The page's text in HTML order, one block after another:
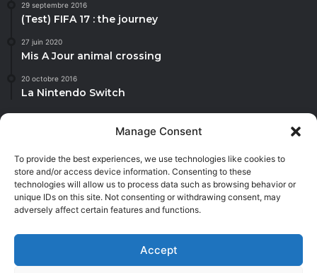
Manage Consent
To provide the best experiences, we use technologies like cookies to
store and/or access device information. Consenting to these
technologies will allow us to process data such as browsing behavior or
unique IDs on this site. Not consenting or withdrawing consent, may
adversely affect certain features and functions.
Accept
29 septembre 2016
(Test) FIFA 17 : the journey
27 juin 2020
Mis A Jour animal crossing
20 octobre 2016
La Nintendo Switch
Jannah is a Clean Responsive WordPress Newspaper, Magazine,
News and Blog theme. Packed with options that allow you to
completely customize your website to your needs.